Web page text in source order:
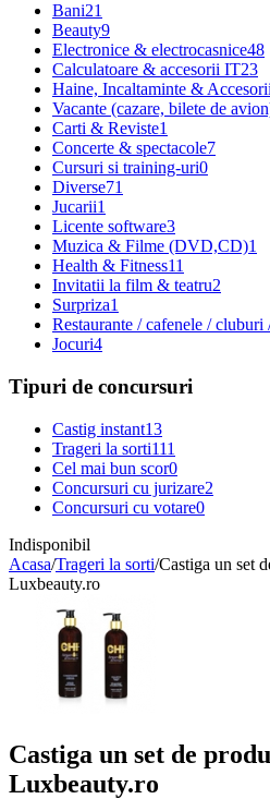
Bani21
Beauty9
Electronice & electrocasnice48
Calculatoare & accesorii IT23
Haine, Incaltaminte & Accesorii
Vacante (cazare, bilete de
Carti & Reviste1
Concerte & spectacole7
Cursuri si training-uri0
Diverse71
Jucarii1
Licente software3
Muzica & Filme (DVD,CD)1
Health & Fitness11
Invitatii la film & teatru2
Surpriza1
Restaurante / cafenele / cluburi
Jocuri4
Tipuri de concursuri
Castig instant13
Trageri la sorti111
Cel mai bun scor0
Concursuri cu jurizare2
Concursuri cu votare0
Indisponibil
Acasa/Trageri la sorti/Castiga un set
Luxbeauty.ro
Castiga un set de
Luxbeauty.ro